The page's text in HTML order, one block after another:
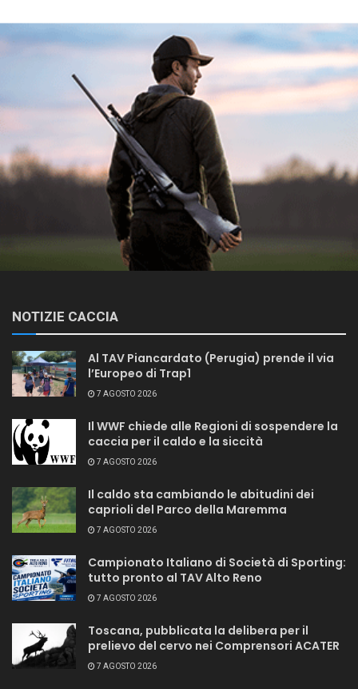
NOTIZIE CACCIA
Al TAV Piancardato (Perugia) prende il via
l’Europeo di Trap1
7 AGOSTO 2026
Il WWF chiede alle Regioni di sospendere la
caccia per il caldo e la siccità
7 AGOSTO 2026
Il caldo sta cambiando le abitudini dei
caprioli del Parco della Maremma
7 AGOSTO 2026
Campionato Italiano di Società di Sporting:
tutto pronto al TAV Alto Reno
7 AGOSTO 2026
Toscana, pubblicata la delibera per il
prelievo del cervo nei Comprensori ACATER
7 AGOSTO 2026